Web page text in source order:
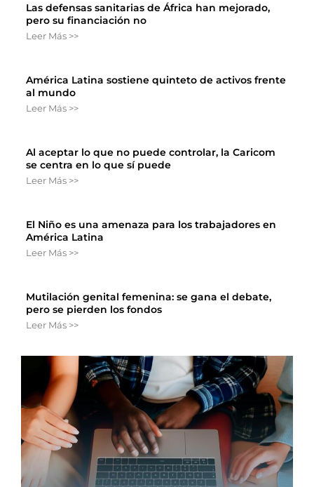
Las defensas sanitarias de África han mejorado,
pero su financiación no
Leer Más >>
América Latina sostiene quinteto de activos frente
al mundo
Leer Más >>
Al aceptar lo que no puede controlar, la Caricom
se centra en lo que sí puede
Leer Más >>
El Niño es una amenaza para los trabajadores en
América Latina
Leer Más >>
Mutilación genital femenina: se gana el debate,
pero se pierden los fondos
Leer Más >>